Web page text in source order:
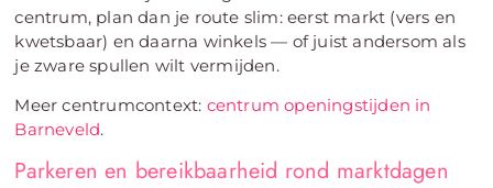
centrum, plan dan je route slim: eerst markt (vers en
kwetsbaar) en daarna winkels — of juist andersom als
je zware spullen wilt vermijden.
Meer centrumcontext: centrum openingstijden in
Barneveld.
Parkeren en bereikbaarheid rond marktdagen